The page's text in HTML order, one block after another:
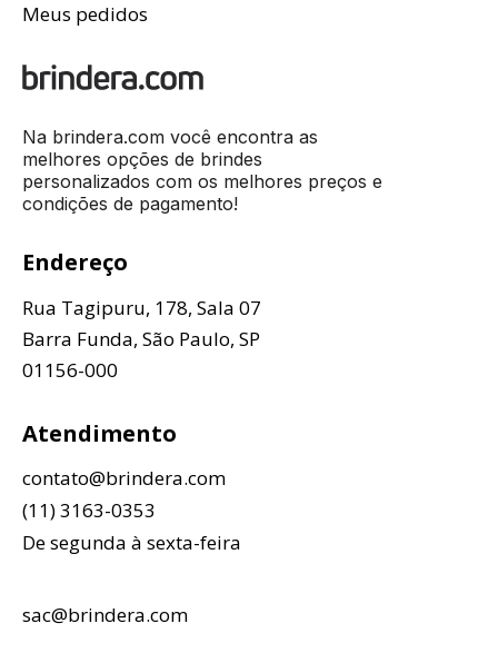
Meus pedidos
Na brindera.com você encontra as
melhores opções de brindes
personalizados com os melhores preços e
condições de pagamento!
Endereço
Rua Tagipuru, 178, Sala 07
Barra Funda, São Paulo, SP
01156-000
Atendimento
contato@brindera.com
(11) 3163-0353
De segunda à sexta-feira
sac@brindera.com